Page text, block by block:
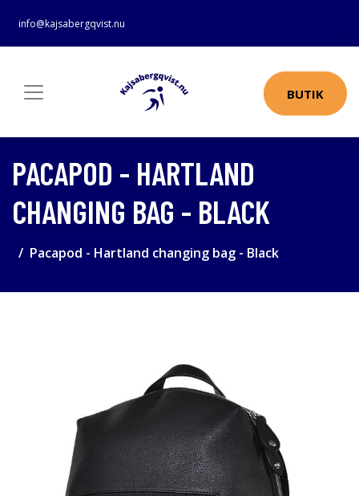
info@kajsabergqvist.nu
BUTIK
PACAPOD - HARTLAND
CHANGING BAG - BLACK
Pacapod - Hartland changing bag - Black